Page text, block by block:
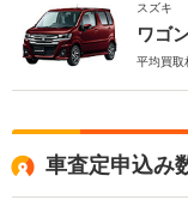
スズキ
ワゴ
平均買取
車査定申込み